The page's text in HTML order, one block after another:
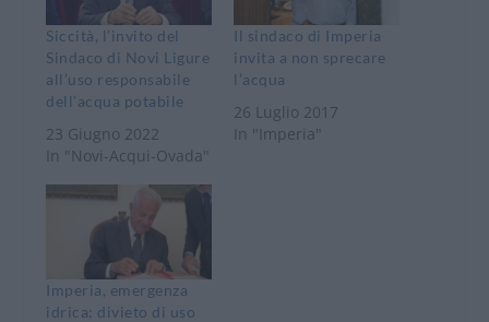
Siccità, l’invito del
Sindaco di Novi Ligure
all’uso responsabile
dell’acqua potabile
23 Giugno 2022
In "Novi-Acqui-Ovada"
Il sindaco di Imperia
invita a non sprecare
l’acqua
26 Luglio 2017
In "Imperia"
Imperia, emergenza
idrica: divieto di uso